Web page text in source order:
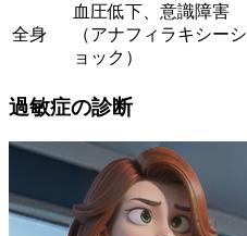
全身
血圧低下、意識障害
（アナフィラキシーシ
ョック）
過敏症の診断